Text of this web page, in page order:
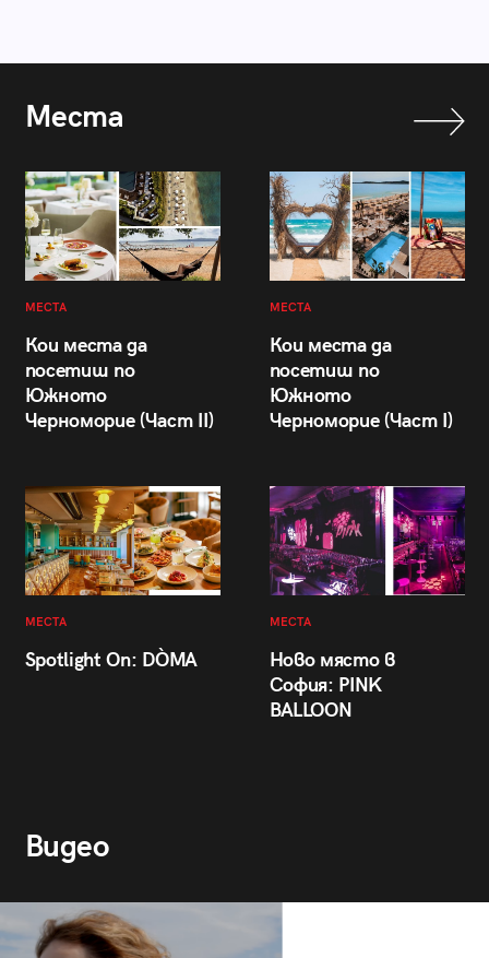
Места
МЕСТА
Кои места да
посетиш по
Южното
Черноморие (Част II)
МЕСТА
Кои места да
посетиш по
Южното
Черноморие (Част I)
МЕСТА
Spotlight On: DÒMA
МЕСТА
Ново място в
София: PINK
BALLOON
Видео